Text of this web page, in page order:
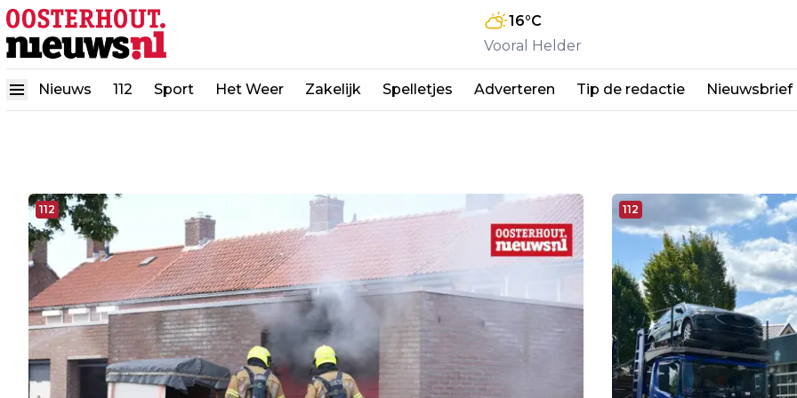
16°C
Vooral Helder
Nieuws 112 Sport Het Weer Zakelijk Spelletjes Adverteren Tip de redactie Nieuwsbrief
112 112